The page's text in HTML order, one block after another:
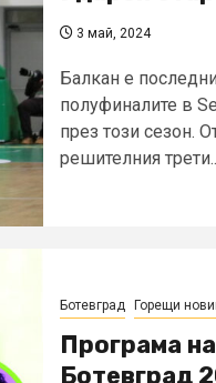
3 май, 2024
Балкан е
полуфиналите в
през този сезон.
решителния
Ботевград Горещи
Програма
Ботевград